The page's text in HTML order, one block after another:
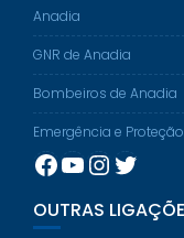
Anadia
GNR de Anadia
Bombeiros de Anadia
Emergência e
Facebook
YouTube
Twitter
OUTRAS